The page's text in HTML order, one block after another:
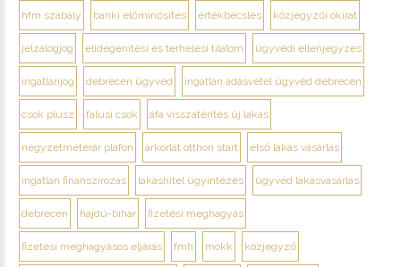
hfm szabály banki előminősítés értékbecslés közjegyzői okirat
jelzálogjog elidegenítési és terhelési tilalom ügyvédi ellenjegyzés
ingatlanjog debrecen ügyvéd ingatlan adásvétel ügyvéd debrecen
csok plusz falusi csok áfa visszatérítés új lakás
négyzetméterár plafon árkorlát otthon start első lakás vásárlás
ingatlan finanszírozás lakáshitel ügyintézés ügyvéd lakásvásárlás
debrecen hajdú-bihar fizetési meghagyás
fizetési meghagyásos eljárás fmh mokk közjegyző